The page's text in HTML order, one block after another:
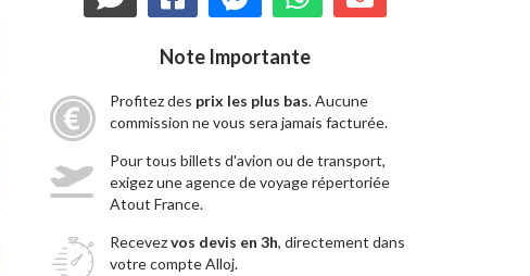
Note Importante
Profitez des prix les plus bas. Aucune
commission ne vous sera jamais facturée.
Pour tous billets d'avion ou de transport,
exigez une agence de voyage répertoriée
Atout France.
Recevezvos devis en 3h, directement dans
votre compte Alloj.